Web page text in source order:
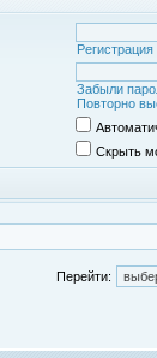
Регистрация
Забыли
Повторно
Скрыть
Перейти: